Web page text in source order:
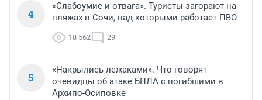
4
«Слабоумие и отвага». Туристы загорают на
пляжах в Сочи, над которыми работает ПВО
18 562 29
5
«Накрылись лежаками». Что говорят
очевидцы об атаке БПЛА с погибшими в
Архипо-Осиповке